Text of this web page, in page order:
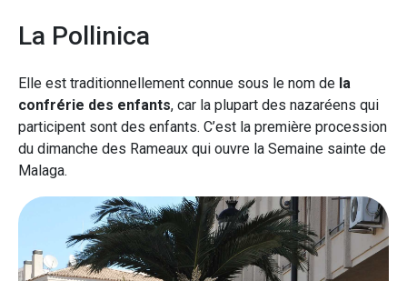
La Pollinica
Elle est traditionnellement connue sous le nom de la
confrérie des enfants, car la plupart des nazaréens qui
participent sont des enfants. C’est la première procession
du dimanche des Rameaux qui ouvre la Semaine sainte de
Malaga.